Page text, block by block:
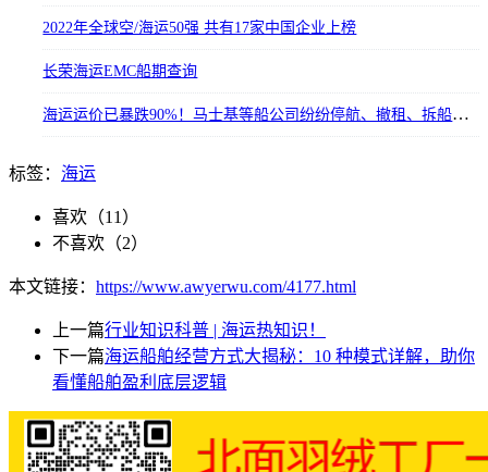
2022年全球空/海运50强 共有17家中国企业上榜
长荣海运EMC船期查询
海运运价已暴跌90%！马士基等船公司纷纷停航、撤租、拆船，专家预测2023价格战全面开打
标签： 海运
喜欢（11 ）
不喜欢（2）
本文链接： https://www.awyerwu.com/4177.html
上一篇行业知识科普 | 海运热知识！
下一篇海运船舶经营方式大揭秘：10 种模式详解，助你
看懂船舶盈利底层逻辑